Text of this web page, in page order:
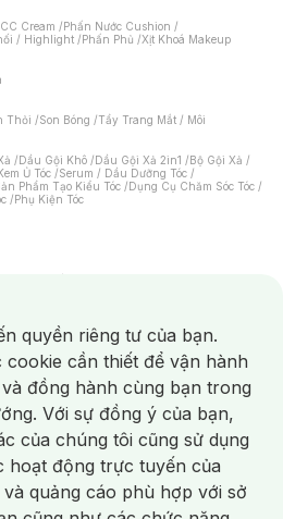
Cream /Phấn Nước Cushion /
/ Highlight /Phấn Phủ /Xịt Khoá Makeup
Thỏi /Son Bóng /Tẩy Trang Mắt / Môi
/Dầu Gội Khô /Dầu Gội Xả 2in1 /Bộ Gội Xả /
Ủ Tóc /Serum / Dầu Dưỡng Tóc /
Phẩm Tạo Kiểu Tóc /Dụng Cụ Chăm Sóc Tóc /
/Phụ Kiện Tóc
/Mặt Nạ Xông Hơi /Nước Rửa Tay/
Đánh Răng /Bàn Chải Điện/
/Máy Tăm Nước/ Nước Súc Miệng/
/ Dung Dịch Vệ Sinh/Dưỡng Vùng Kín/
Sinh/Tampon/Bọt Cạo Râu /Dao Cạo Râu/
Mất Nước/ Da Lão Hóa/ Da Mụn/
Thâm / Nám / Tàn Nhang
Da Cơ Địa
Dụng Cụ / Máy Rửa Mặt Máy Chăm Sóc Da
quyền riêng tư của bạn.
cookie cần thiết để vận hành
đồng hành cùng bạn trong
Với sự đồng ý của bạn,
của chúng tôi cũng sử dụng
hoạt động trực tuyến của
quảng cáo phù hợp với sở